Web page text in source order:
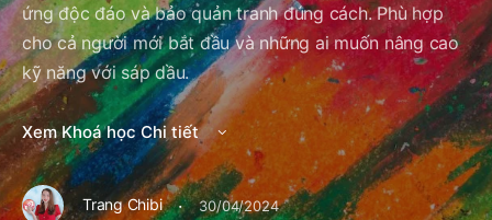
ứng độc đáo và bảo quản tranh đúng cách. Phù hợp
cho cả người mới bắt đầu và những ai muốn nâng cao
kỹ năng với sáp dầu.
Xem Khoá học Chi tiết
Trang Chibi · 30/04/2024